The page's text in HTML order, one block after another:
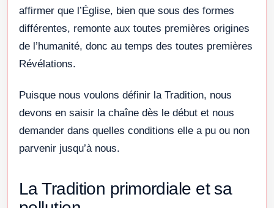
affirmer que l’Église, bien que sous des formes
différentes, remonte aux toutes premières origines
de l’humanité, donc au temps des toutes premières
Révélations.
Puisque nous voulons définir la Tradition, nous
devons en saisir la chaîne dès le début et nous
demander dans quelles conditions elle a pu ou non
parvenir jusqu’à nous.
La Tradition primordiale et sa